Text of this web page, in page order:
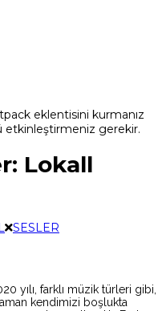
eklentisini kurmanız
etkinleştirmeniz gerekir.
Lokall
SESLER
yılı, farklı müzik türleri gibi,
kendimizi boşlukta